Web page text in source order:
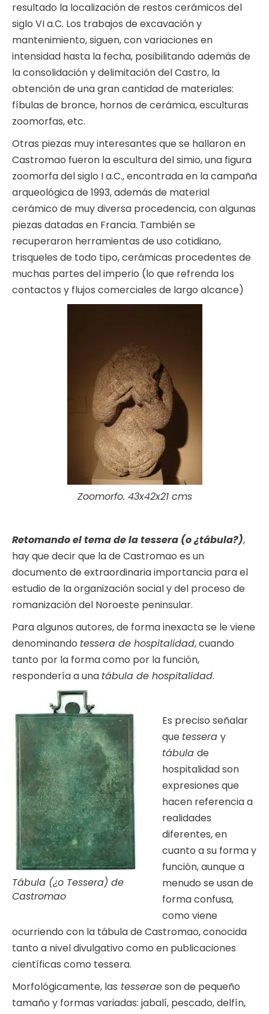
resultado la localización de restos cerámicos del
siglo VI a.C. Los trabajos de excavación y
mantenimiento, siguen, con variaciones en
intensidad hasta la fecha, posibilitando además de
la consolidación y delimitación del Castro, la
obtención de una gran cantidad de materiales:
fíbulas de bronce, hornos de cerámica, esculturas
zoomorfas, etc.
Otras piezas muy interesantes que se hallaron en
Castromao fueron la escultura del simio, una figura
zoomorfa del siglo I a.C., encontrada en la campaña
arqueológica de 1993, además de material
cerámico de muy diversa procedencia, con algunas
piezas datadas en Francia. También se
recuperaron herramientas de uso cotidiano,
trisqueles de todo tipo, cerámicas procedentes de
muchas partes del imperio (lo que refrenda los
contactos y flujos comerciales de largo alcance)
Zoomorfo. 43x42x21 cms
Retomando el tema de la tessera (o ¿tábula?),
hay que decir que la de Castromao es un
documento de extraordinaria importancia para el
estudio de la organización social y del proceso de
romanización del Noroeste peninsular.
Para algunos autores, de forma inexacta se le viene
denominando tessera de hospitalidad, cuando
tanto por la forma como por la función,
respondería a una tábula de hospitalidad.
Tábula (¿o Tessera) de
Castromao
Es preciso señalar
que tessera y
tábula de
hospitalidad son
expresiones que
hacen referencia a
realidades
diferentes, en
cuanto a su forma y
función, aunque a
menudo se usan de
forma confusa,
como viene
ocurriendo con la tábula de Castromao, conocida
tanto a nivel divulgativo como en publicaciones
científicas como tessera.
Morfológicamente, las tesseraeson de pequeño
tamaño y formas variadas: jabalí, pescado, delfín,